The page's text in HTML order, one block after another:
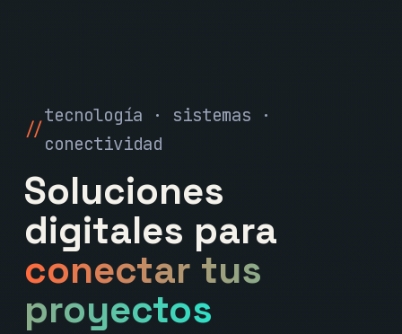
tecnología · sistemas ·
conectividad
Soluciones
digitales para
conectar tus
proyectos